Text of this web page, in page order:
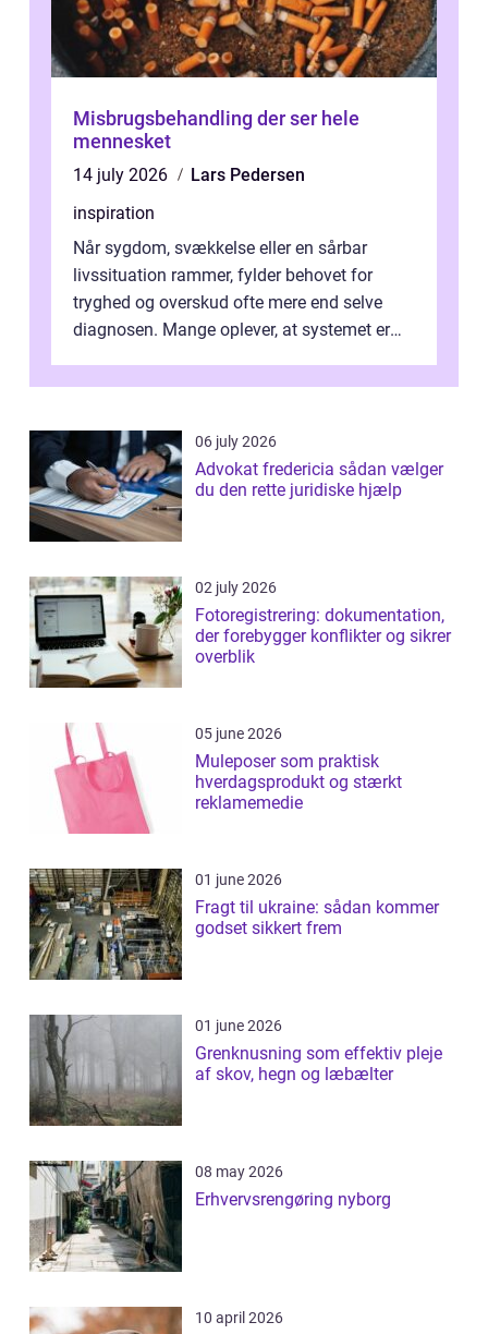
Misbrugsbehandling der ser hele
mennesket
14 july 2026
Lars Pedersen
inspiration
Når sygdom, svækkelse eller en sårbar
livssituation rammer, fylder behovet for
tryghed og overskud ofte mere end selve
diagnosen. Mange oplever, at systemet er
06 july 2026
Advokat fredericia sådan vælger
du den rette juridiske hjælp
02 july 2026
Fotoregistrering: dokumentation,
der forebygger konflikter og sikrer
overblik
05 june 2026
Muleposer som praktisk
hverdagsprodukt og stærkt
reklamemedie
01 june 2026
Fragt til ukraine: sådan kommer
godset sikkert frem
01 june 2026
Grenknusning som effektiv pleje
af skov, hegn og læbælter
08 may 2026
Erhvervsrengøring nyborg
10 april 2026